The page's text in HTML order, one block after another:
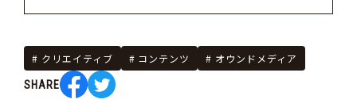
クリエイティブ コンテンツ オウンドメディア
SHARE